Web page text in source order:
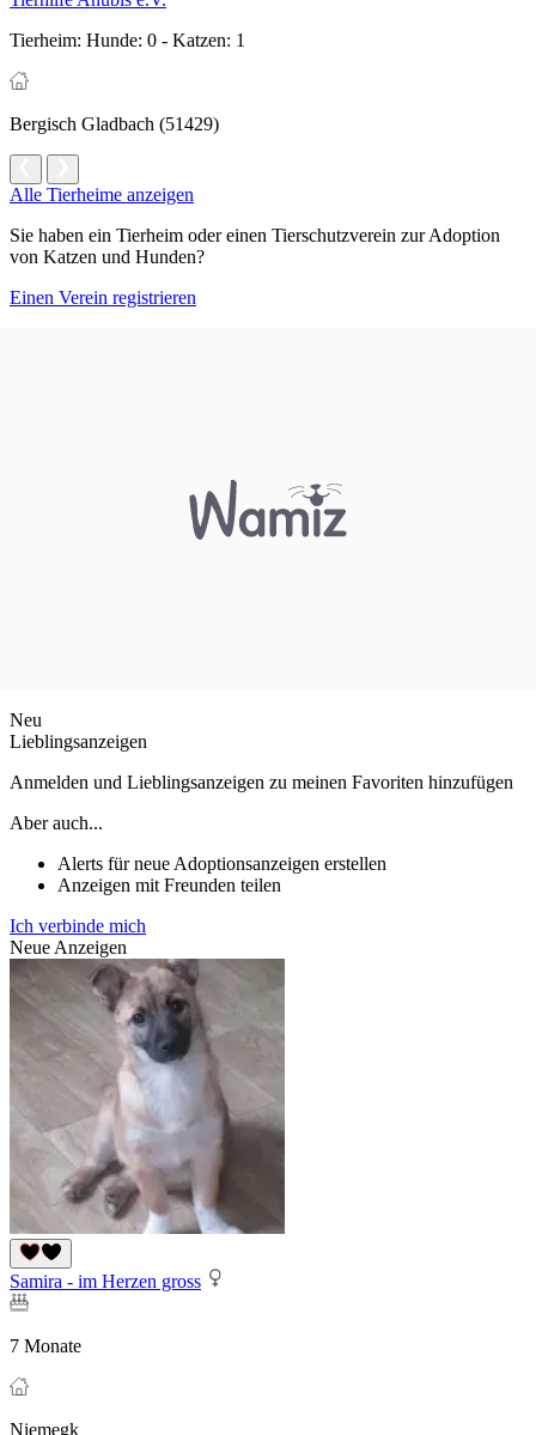
Tierheim: Hunde: 0 - Katzen: 1
Bergisch Gladbach (51429)
Alle Tierheime anzeigen
Sie haben ein Tierheim oder einen Tierschutzverein zur Adoption
von Katzen und Hunden?
Einen Verein registrieren
Neu
Lieblingsanzeigen
Anmelden und Lieblingsanzeigen zu meinen Favoriten hinzufügen
Aber auch...
Alerts für neue Adoptionsanzeigen erstellen
Anzeigen mit Freunden teilen
Ich verbinde mich
Neue Anzeigen
Samira - im Herzen gross
7 Monate
Niemegk